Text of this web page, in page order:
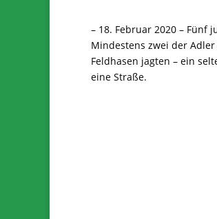
– 18. Februar 2020 – Fünf
Mindestens zwei der
Feldhasen jagten – ein
eine Straße.